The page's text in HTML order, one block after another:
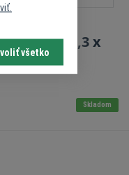
6,3 x 6,3 x
Skladom
všetko